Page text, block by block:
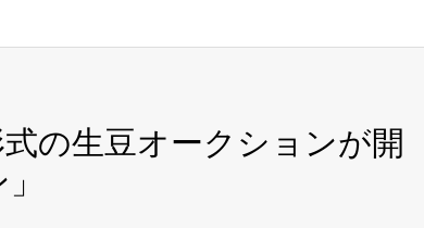
の生豆オークションが開